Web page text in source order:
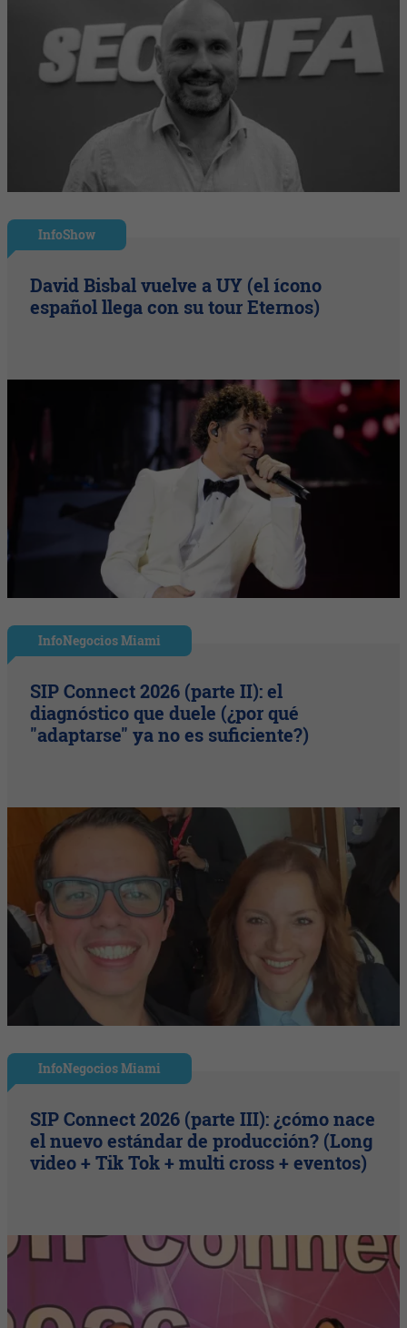
InfoShow
David Bisbal vuelve a UY (el ícono
español llega con su tour Eternos)
InfoNegocios Miami
SIP Connect 2026 (parte II): el
diagnóstico que duele (¿por qué
"adaptarse" ya no es suficiente?)
InfoNegocios Miami
SIP Connect 2026 (parte III): ¿cómo nace
el nuevo estándar de producción? (Long
video + Tik Tok + multi cross + eventos)